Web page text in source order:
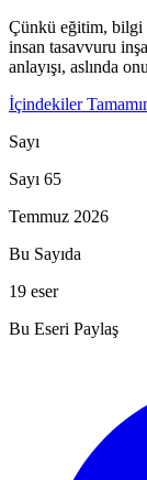
Çünkü eğitim, bilgi
insan tasavvuru
anlayışı, aslında
İçindekiler
Sayı
Sayı 65
Temmuz 2026
Bu Sayıda
19 eser
Bu Eseri Paylaş